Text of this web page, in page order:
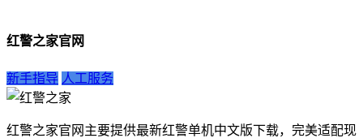
红警之家官网
新手指导 人工服务
红警之家官网主要提供最新红警单机中文版下载，完美适配现